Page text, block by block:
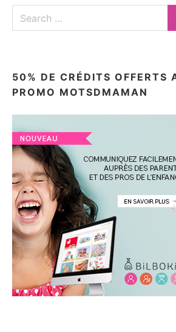
Search
for:
50% DE CRÉDITS OFFERTS
PROMO MOTSDMAMAN